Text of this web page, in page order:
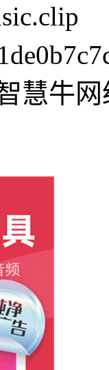
慧牛